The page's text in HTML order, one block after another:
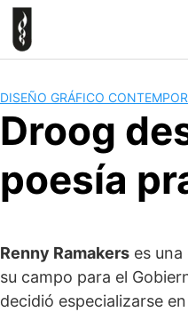
DISEÑO GRÁFICO
Droog
poesía
Renny Ramakers es
su campo para el
decidió especializarse